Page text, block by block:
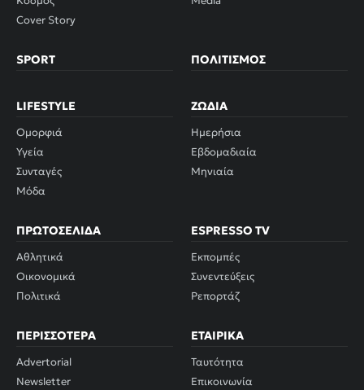
Cover Story
SPORT ΠΟΛΙΤΙΣΜΌΣ
LIFESTYLE
Ομορφιά
Υγεία
Συνταγές
Μόδα
ΖΏΔΙΑ
Ημερήσια
Εβδομαδιαία
Μηνιαία
ΠΡΩΤΟΣΈΛΙΔΑ
Αθλητικά
Οικονομικά
Πολιτικά
ESPRESSO TV
Εκπομπές
Συνεντεύξεις
Ρεπορτάζ
ΠΕΡΙΣΣΌΤΕΡΑ
Advertorial
Newsletter
ΕΤΑΙΡΙΚΆ
Ταυτότητα
Επικοινωνία